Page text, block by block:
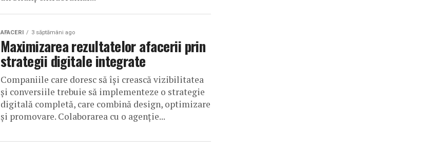
AFACERI 3 săptămâni ago
Maximizarea rezultatelor afacerii prin
strategii digitale integrate
Companiile care doresc să își crească vizibilitatea
și conversiile trebuie să implementeze o strategie
digitală completă, care combină design, optimizare
și promovare. Colaborarea cu o agenție...